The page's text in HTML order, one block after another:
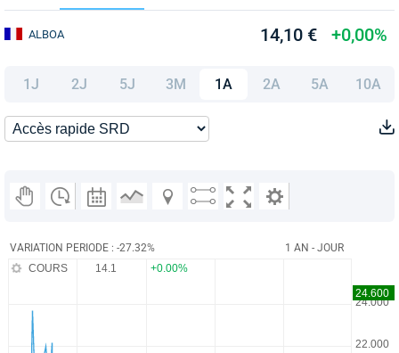
ALBOA 14,10 € +0,00%
1J 2J 5J 3M 1A 2A 5A 10A
VARIATION PERIODE : -27.32% 1 AN - JOUR
COURS 14.1 +0.00%